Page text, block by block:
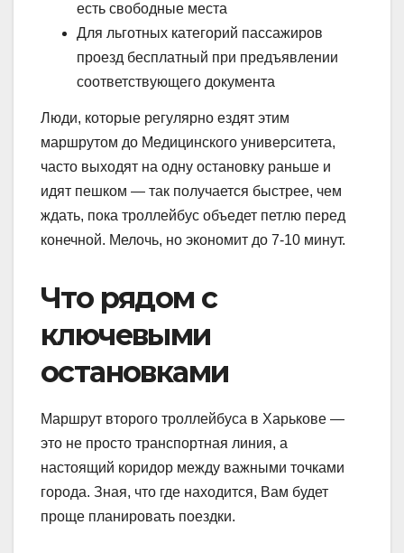
есть свободные места
Для льготных категорий пассажиров
проезд бесплатный при предъявлении
соответствующего документа
Люди, которые регулярно ездят этим
маршрутом до Медицинского университета,
часто выходят на одну остановку раньше и
идят пешком — так получается быстрее, чем
ждать, пока троллейбус объедет петлю перед
конечной. Мелочь, но экономит до 7-10 минут.
Что рядом с
ключевыми
остановками
Маршрут второго троллейбуса в Харькове —
это не просто транспортная линия, а
настоящий коридор между важными точками
города. Зная, что где находится, Вам будет
проще планировать поездки.